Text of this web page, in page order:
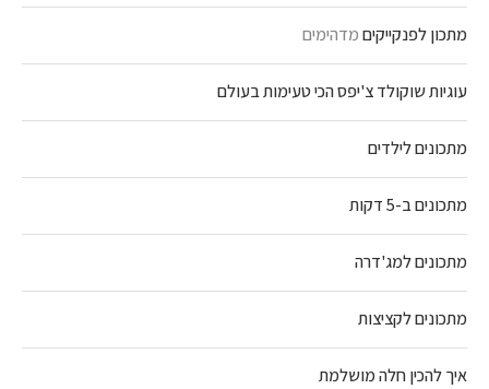
מתכון לפנקייקיםמדהימים
עוגיות שוקולד צ'יפס הכי טעימות בעולם
מתכונים לילדים
מתכונים ב-5 דקות
מתכונים למג'דרה
מתכונים לקציצות
איך להכין חלה מושלמת